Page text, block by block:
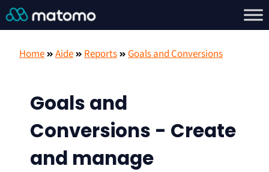
Home Aide Reports Goals and Conversions
Goals and
Conversions - Create
and manage